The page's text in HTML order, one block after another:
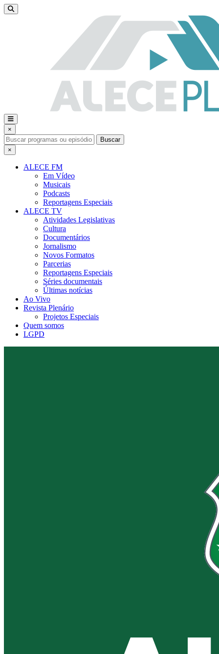
×
Buscar
×
ALECE FM
Em Vídeo
Musicais
Podcasts
Reportagens Especiais
ALECE TV
Atividades Legislativas
Cultura
Documentários
Jornalismo
Novos Formatos
Parcerias
Reportagens Especiais
Séries documentais
Últimas notícias
Ao Vivo
Revista Plenário
Projetos Especiais
Quem somos
LGPD